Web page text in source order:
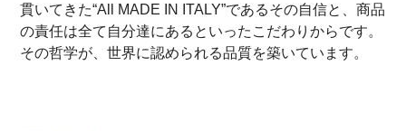
貫いてきた“All MADE IN ITALY”であるその自信と、商品
の責任は全て自分達にあるといったこだわりからです。
その哲学が、世界に認められる品質を築いています。